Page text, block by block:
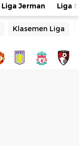
Liga Jerman Liga
Klasemen Liga